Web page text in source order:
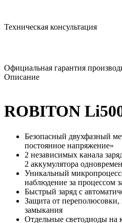
Техническая консультация
Официальная гарантия
Описание
ROBITON
Безопасный двухфазный
постоянное напряжение»
2 независимых канала
2 аккумулятора
Уникальный
наблюдение за процессом
Быстрый заряд с
Защита от переполюсовки,
замыкания
Отдельные светодиоды